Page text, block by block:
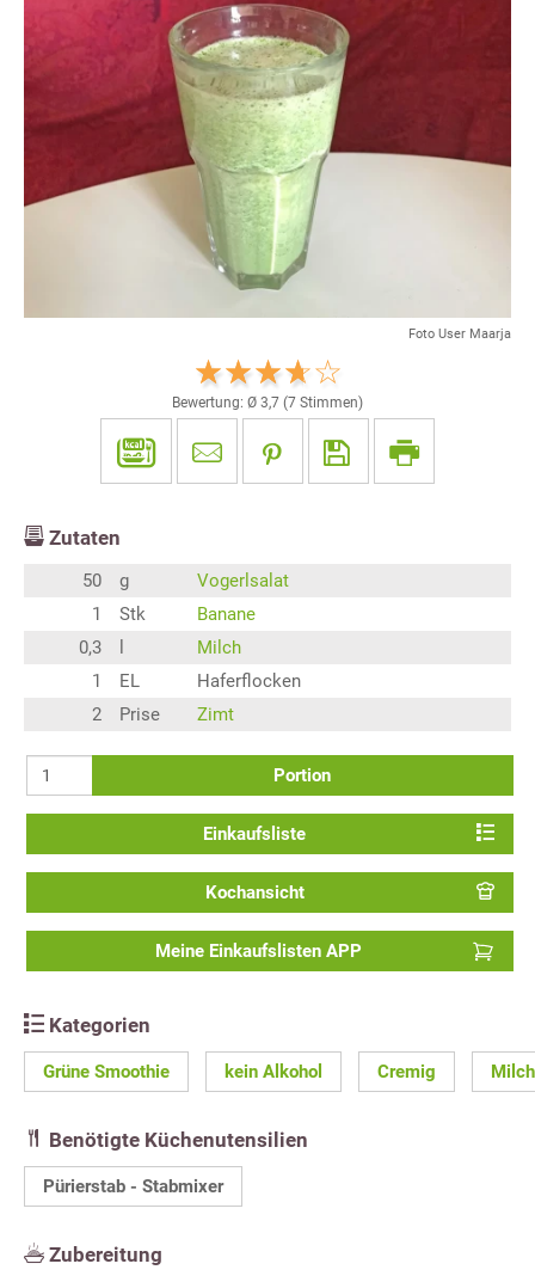
Foto User Maarja
Bewertung: Ø 3,7 (7 Stimmen)
Zutaten
50 g
Vogerlsalat
1
Stk
Banane
0,3
Milch
1
EL
Haferflocken
2
Prise Zimt
Portion
Einkaufsliste
Kochansicht
Meine Einkaufslisten APP
Kategorien
Grüne Smoothie kein Alkohol Cremig Milch
Benötigte Küchenutensilien
Pürierstab - Stabmixer
Zubereitung